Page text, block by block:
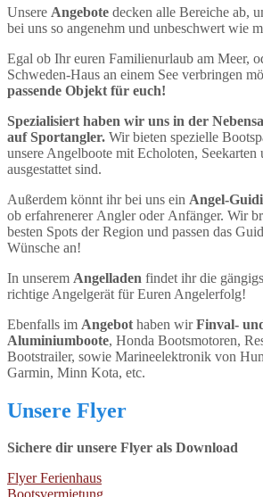
Unsere Angebote decken alle Bereiche ab,
bei uns so angenehm und unbeschwert wie
Egal ob Ihr euren Familienurlaub am Meer,
Schweden-Haus an einem See verbringen
passende Objekt für euch!
Spezialisiert haben wir uns in der
auf Sportangler. Wir bieten spezielle
unsere Angelboote mit Echoloten, Seekarten
ausgestattet sind.
Außerdem könnt ihr bei uns ein Angel-
ob erfahrenerer Angler oder Anfänger. Wir
besten Spots der Region und passen das
Wünsche an!
In unserem Angelladen findet ihr die
richtige Angelgerät für Euren Angelerfolg!
Ebenfalls im Angebot haben wirFinval-
Aluminiumboote, Honda Bootsmotoren,
Bootstrailer, sowie Marineelektronik von
Garmin, Minn Kota, etc.
Unsere Flyer
Sichere dir unsere Flyer als Download
Flyer Ferienhaus